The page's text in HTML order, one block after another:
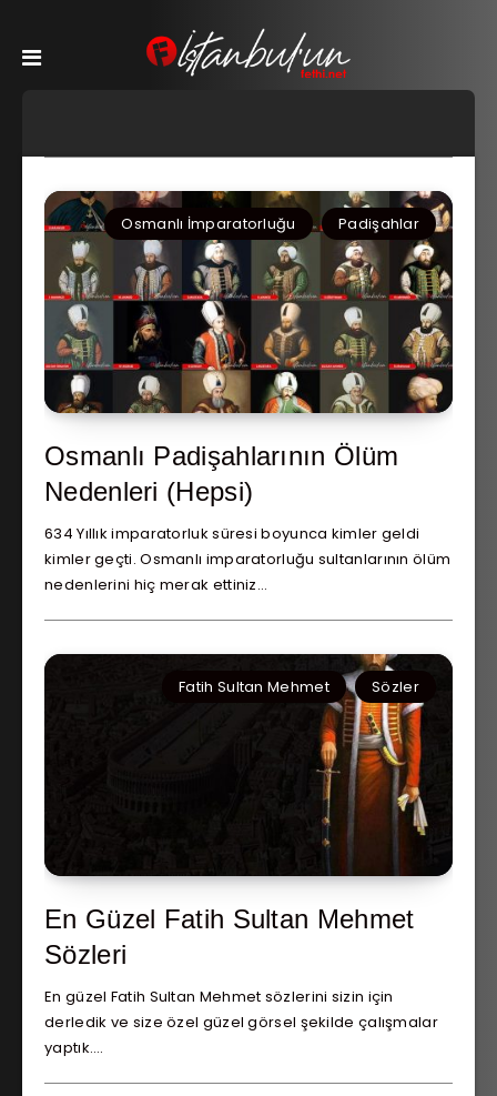
Osmanlı İmparatorluğu Padişahlar
Osmanlı Padişahlarının Ölüm
Nedenleri (Hepsi)
634 Yıllık imparatorluk süresi boyunca kimler geldi
kimler geçti. Osmanlı imparatorluğu sultanlarının ölüm
nedenlerini hiç merak ettiniz…
Fatih Sultan Mehmet Sözler
En Güzel Fatih Sultan Mehmet
Sözleri
En güzel Fatih Sultan Mehmet sözlerini sizin için
derledik ve size özel güzel görsel şekilde çalışmalar
yaptık….